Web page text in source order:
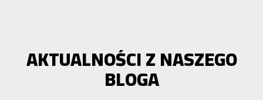
AKTUALNOŚCI Z NASZEGO
BLOGA